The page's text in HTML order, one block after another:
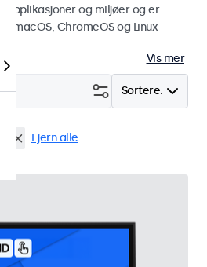
applikasjoner og miljøer og er
macOS, ChromeOS og Linux-
Vis mer
Sortere:
Fjern alle